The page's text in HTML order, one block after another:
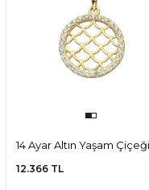
14 Ayar Altın Yaşam Çiçeği
12.366 TL